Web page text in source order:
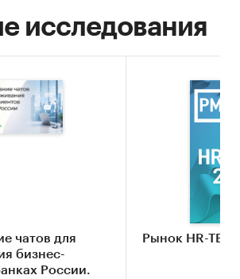
исследования
чатов для
бизнес-
России.
Рынок HR-